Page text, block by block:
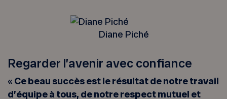
Diane Piché
Regarder l’avenir avec confiance
« Ce beau succès est le résultat de notre travail
d’équipe à tous, de notre respect mutuel et